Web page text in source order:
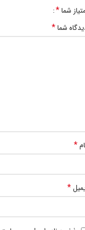
شما*
شما*
*
*